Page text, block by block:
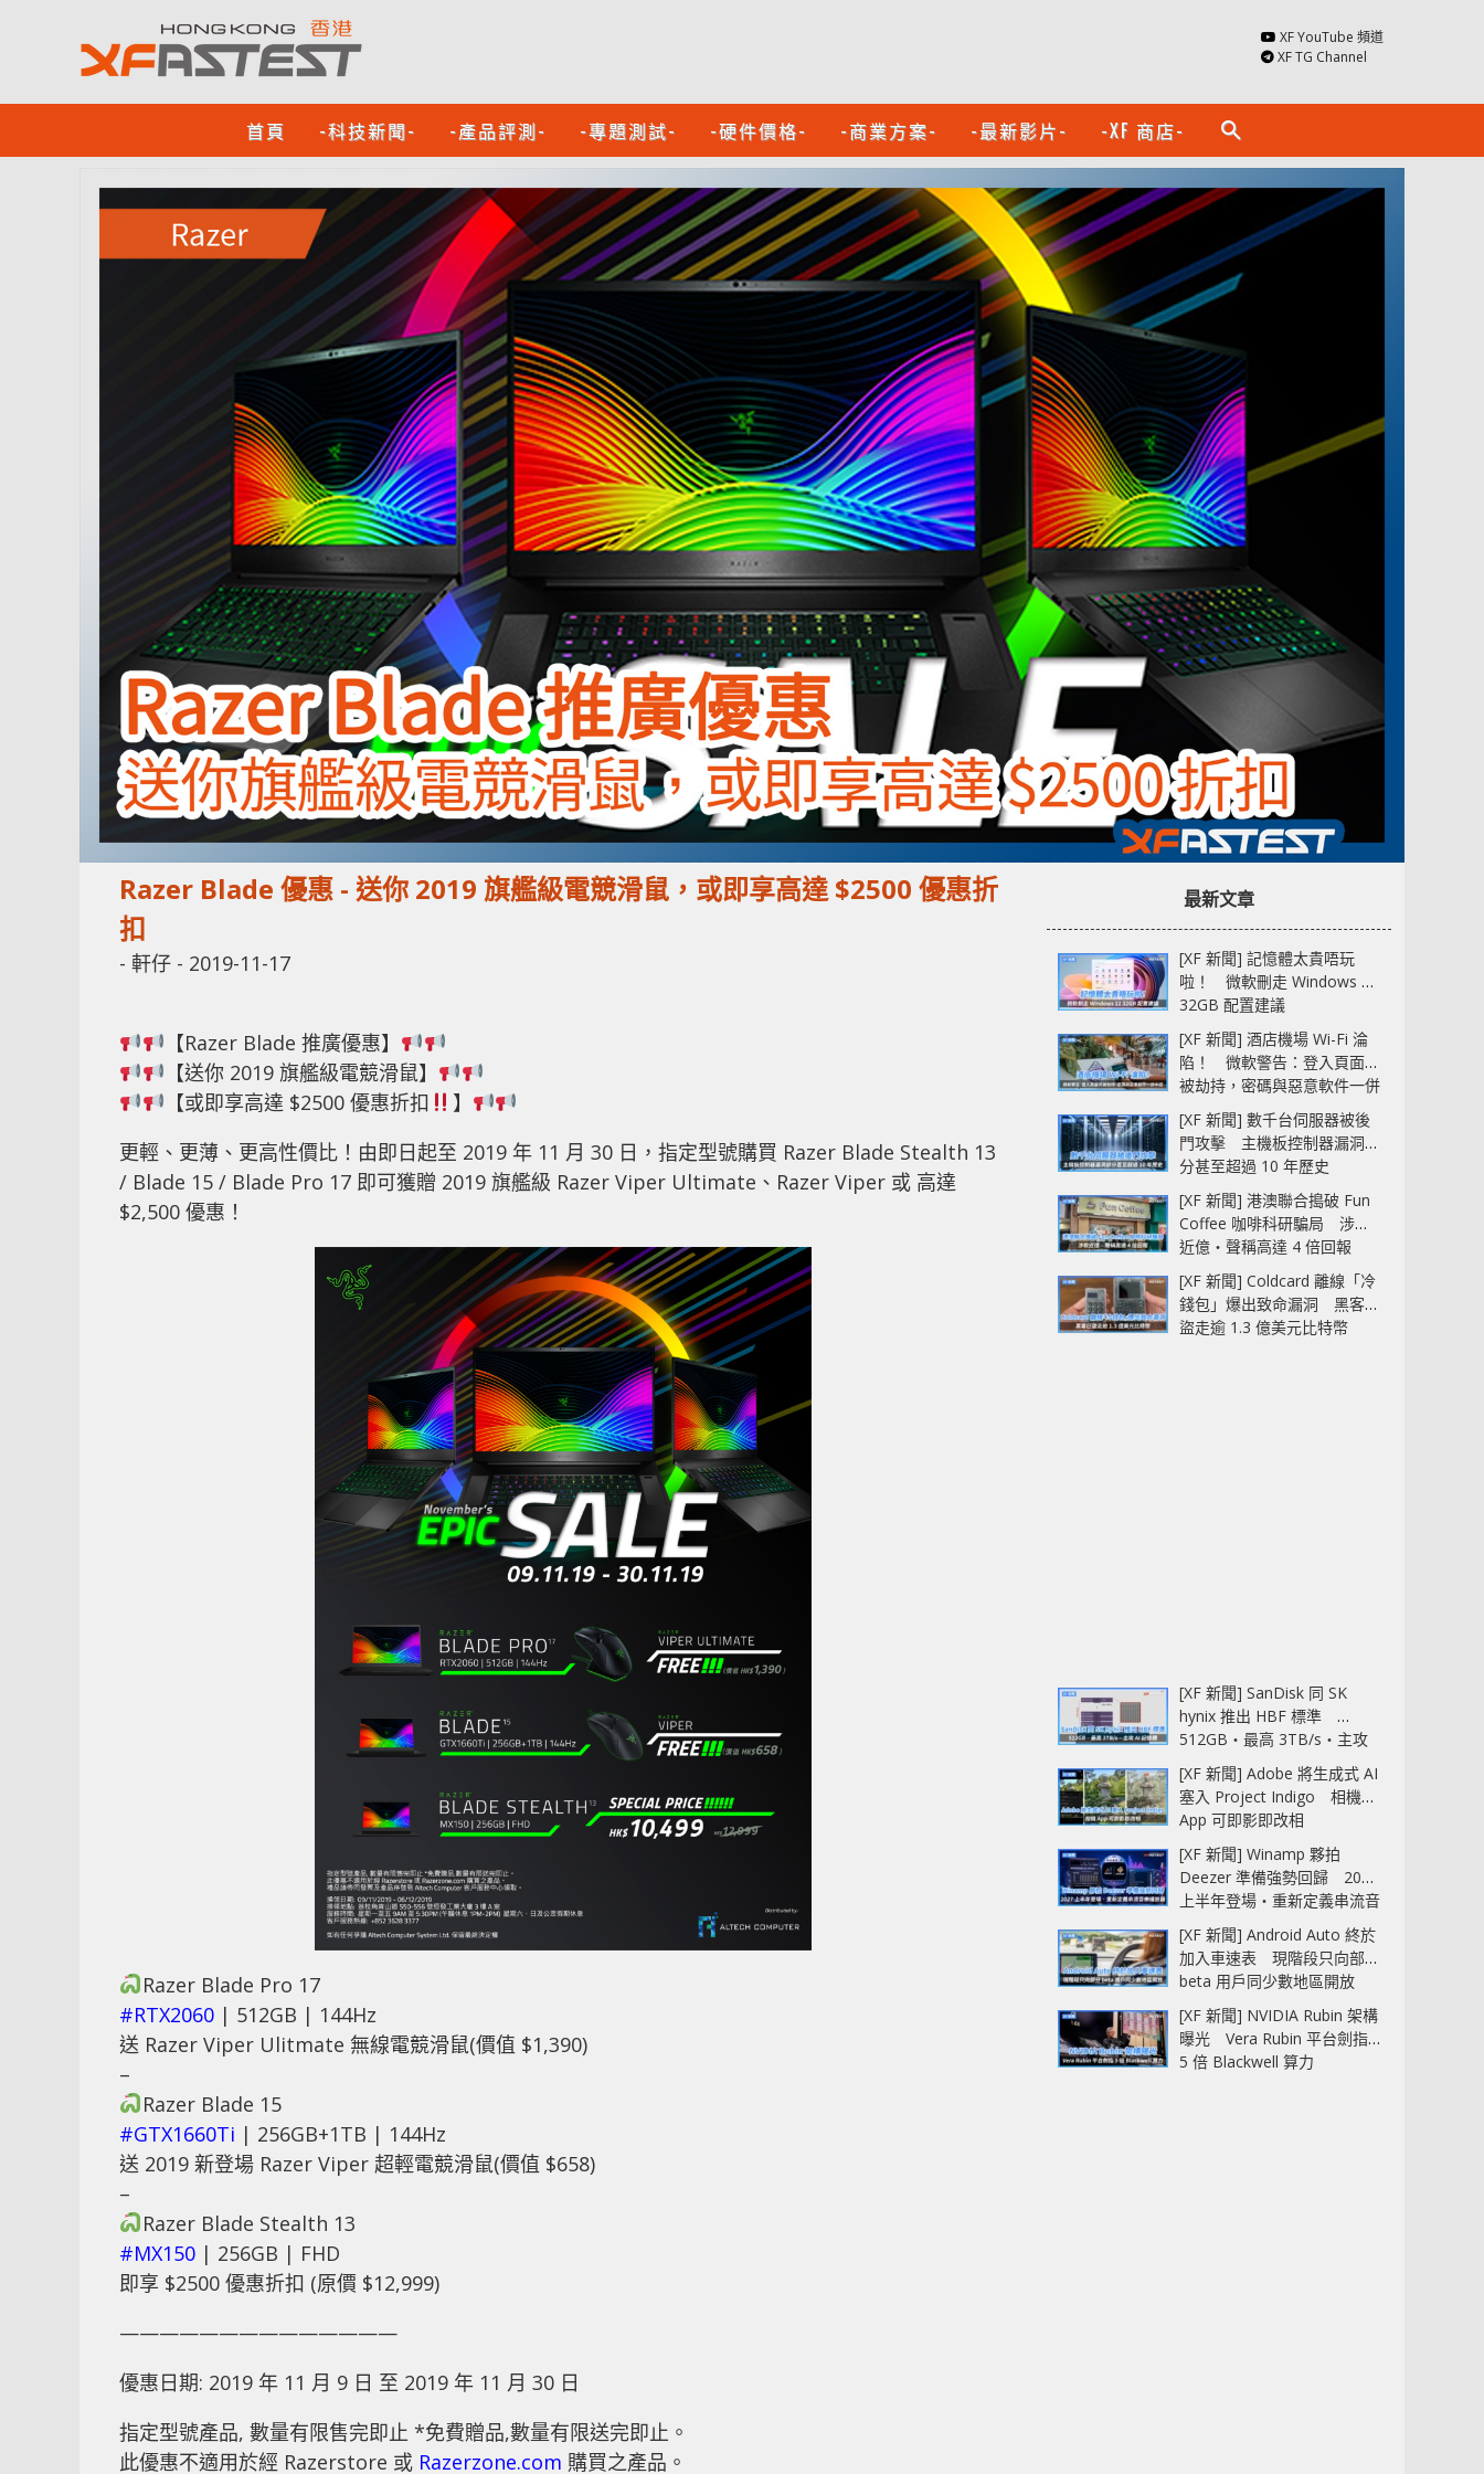
XF YouTube 頻道
XF TG Channel
首頁 -科技新聞- -產品評測- -專題測試- -硬件價格- -商業方案- -最新影片- -XF 商店- search
Razer Blade 優惠 - 送你 2019 旗艦級電競滑鼠，或即享高達 $2500 優惠折
扣
- 軒仔 - 2019-11-17
【Razer Blade 推廣優惠】
【送你 2019 旗艦級電競滑鼠】
【或即享高達 $2500 優惠折扣
】
更輕、更薄、更高性價比！由即日起至 2019 年 11 月 30 日，指定型號購買 Razer Blade Stealth 13
/ Blade 15 / Blade Pro 17 即可獲贈 2019 旗艦級 Razer Viper Ultimate、Razer Viper 或 高達
$2,500 優惠！
Razer Blade Pro 17
#RTX2060 | 512GB | 144Hz
送 Razer Viper Ulitmate 無線電競滑鼠(價值 $1,390)
–
Razer Blade 15
#GTX1660Ti | 256GB+1TB | 144Hz
送 2019 新登場 Razer Viper 超輕電競滑鼠(價值 $658)
–
Razer Blade Stealth 13
#MX150 | 256GB | FHD
即享 $2500 優惠折扣 (原價 $12,999)
——————————————
優惠日期: 2019 年 11 月 9 日 至 2019 年 11 月 30 日
指定型號產品, 數量有限售完即止 *免費贈品,數量有限送完即止。
此優惠不適用於經 Razerstore 或 Razerzone.com 購買之產品。
最新文章
[XF 新聞] 記憶體太貴唔玩
啦！ 微軟刪走 Windows 11
32GB 配置建議
[XF 新聞] 酒店機場 Wi-Fi 淪
陷！ 微軟警告：登入頁面可
被劫持，密碼與惡意軟件一併
中招
[XF 新聞] 數千台伺服器被後
門攻擊 主機板控制器漏洞部
分甚至超過 10 年歷史
[XF 新聞] 港澳聯合搗破 Fun
Coffee 咖啡科研騙局 涉款
近億‧聲稱高達 4 倍回報
[XF 新聞] Coldcard 離線「冷
錢包」爆出致命漏洞 黑客已
盜走逾 1.3 億美元比特幣
[XF 新聞] SanDisk 同 SK
hynix 推出 HBF 標準
512GB‧最高 3TB/s‧主攻
AI 記憶體
[XF 新聞] Adobe 將生成式 AI
塞入 Project Indigo 相機
App 可即影即改相
[XF 新聞] Winamp 夥拍
Deezer 準備強勢回歸 2027
上半年登場‧重新定義串流音
樂播放器
[XF 新聞] Android Auto 終於
加入車速表 現階段只向部分
beta 用戶同少數地區開放
[XF 新聞] NVIDIA Rubin 架構
曝光 Vera Rubin 平台劍指
5 倍 Blackwell 算力